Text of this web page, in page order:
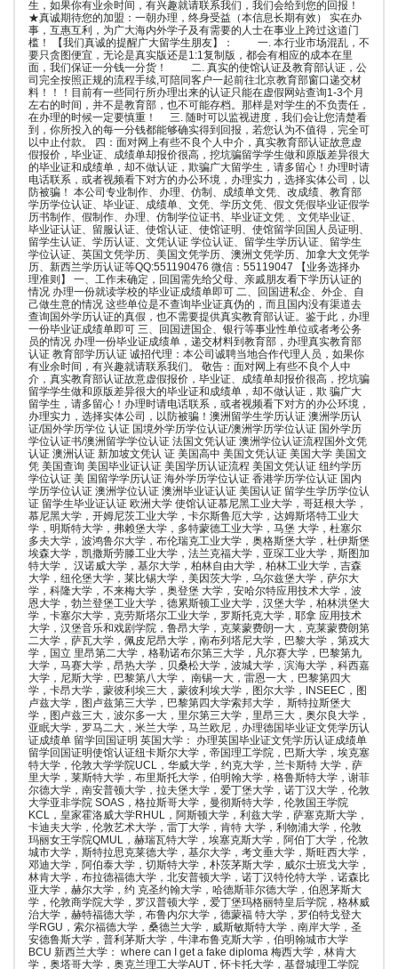
生，如果你有业余时间，有兴趣就请联系我们，我们会给到您的回报！
★真诚期待您的加盟：一朝办理，终身受益（本信息长期有效） 实在办
事，互惠互利，为广大海内外学子及有需要的人士在事业上跨过这道门
槛！ 【我们真诚的提醒广大留学生朋友】： 一. 本行业市场混乱，不
要只贪图便宜，无论是真实版还是1:1复制版，都会有相应的成本在里
面，我们保证一分钱一分货！ 二. 真实的使馆认证及教育部认证，公
司完全按照正规的流程手续,可陪同客户一起前往北京教育部窗口递交材
料！！！目前有一些同行所办理出来的认证只能在虚假网站查询1-3个月
左右的时间，并不是教育部，也不可能存档。那样是对学生的不负责任，
在办理的时候一定要慎重！ 三. 随时可以监视进度，我们会让您清楚看
到，你所投入的每一分钱都能够确实得到回报，若您认为不值得，完全可
以中止付款。 四：面对网上有些不良个人中介，真实教育部认证故意虚
假报价，毕业证、成绩单却报价很高，挖坑骗留学学生做和原版差异很大
的毕业证和成绩单，却不做认证，欺骗广大留学生，请多留心！办理时请
电话联系，或者视频看下对方的办公环境，办理实力，选择实体公司，以
防被骗！ 本公司专业制作、办理、仿制、成绩单文凭、改成绩、教育部
学历学位认证、毕业证、成绩单、文凭、学历文凭、假文凭假毕业证假学
历书制作、假制作、办理、仿制学位证书、毕业证文凭 、文凭毕业证、
毕业证认证、留服认证、使馆认证、使馆证明、使馆留学回国人员证明、
留学生认证、学历认证、文凭认证 学位认证、留学生学历认证、留学生
学位认证、英国文凭学历、美国文凭学历、澳洲文凭学历、加拿大文凭学
历、新西兰学历认证等QQ:551190476 微信：55119047 【业务选择办
理准则】 一、工作未确定，回国需先给父母、亲戚朋友看下学历认证的
情况 办理一份就读学校的毕业证成绩单即可 二、回国进私企、外企、自
己做生意的情况 这些单位是不查询毕业证真伪的，而且国内没有渠道去
查询国外学历认证的真假，也不需要提供真实教育部认证。鉴于此，办理
一份毕业证成绩单即可 三、回国进国企、银行等事业性单位或者考公务
员的情况 办理一份毕业证成绩单，递交材料到教育部，办理真实教育部
认证 教育部学历认证 诚招代理：本公司诚聘当地合作代理人员，如果你
有业余时间，有兴趣就请联系我们。 敬告：面对网上有些不良个人中
介，真实教育部认证故意虚假报价，毕业证、成绩单却报价很高，挖坑骗
留学学生做和原版差异很大的毕业证和成绩单，却不做认证，欺 骗广大
留学生，请多留心！办理时请电话联系，或者视频看下对方的办公环境，
办理实力，选择实体公司，以防被骗！澳洲留学生学历认证 澳洲学历认
证/国外学历学位 认证 国境外学历学位认证/澳洲学历学位认证 国外学历
学位认证书/澳洲留学学位认证 法国文凭认证 澳洲学位认证流程国外文凭
认证 澳洲认证 新加坡文凭认 证 美国高中 美国文凭认证 美国大学 美国文
凭 美国查询 美国毕业证认证 美国学历认证流程 美国文凭认证 纽约学历
学位认证 美 国留学学历认证 海外学历学位认证 香港学历学位认证 国内
学历学位认证 澳洲学位认证 澳洲毕业证认证 美国认证 留学生学历学位认
证 留学生毕业证认证 欧洲大学 使馆认证慕尼黑工业大学，哥廷根大学，
慕尼黑大学，开姆尼茨工业大学，卡尔斯鲁厄大学，达姆斯塔特工业大
学，明斯特大学，弗赖堡大学，多特蒙德工业大学，马堡 大学，杜塞尔
多夫大学，波鸿鲁尔大学，布伦瑞克工业大学，奥格斯堡大学，杜伊斯堡
埃森大学，凯撒斯劳滕工业大学，法兰克福大学，亚琛工业大学，斯图加
特大学， 汉诺威大学，基尔大学，柏林自由大学，柏林工业大学，吉森
大学，纽伦堡大学，莱比锡大学，美因茨大学，乌尔兹堡大学，萨尔大
学，科隆大学，不来梅大学，奥登堡 大学，安哈尔特应用技术大学，波
恩大学，勃兰登堡工业大学，德累斯顿工业大学，汉堡大学，柏林洪堡大
学，卡塞尔大学，克劳斯塔尔工业大学，罗斯托克大学，耶拿 应用技术
大学，汉堡音乐和戏剧学院，鲁昂大学，克莱蒙费朗一大，克莱蒙费朗第
二大学，萨瓦大学，佩皮尼昂大学，南布列塔尼大学，巴黎大学，第戎大
学，国立 里昂第二大学，格勒诺布尔第三大学，凡尔赛大学，巴黎第九
大学，马赛大学，昂热大学，贝桑松大学，波城大学，滨海大学，科西嘉
大学，尼斯大学，巴黎第八大学， 南锡一大，雷恩一大，巴黎第四大
学，卡昂大学，蒙彼利埃三大，蒙彼利埃大学，图尔大学，INSEEC，图
卢兹大学，图卢兹第三大学，巴黎第四大学索邦大学， 斯特拉斯堡大
学，图卢兹三大，波尔多一大，里尔第三大学，里昂三大，奥尔良大学，
亚眠大学，罗马二大，米兰大学，马兰欧尼，办理德国毕业证文凭学历认
证成绩单 留学回国证明 英国大学： 办理英国毕业证文凭学历认证成绩单
留学回国证明使馆认证纽卡斯尔大学，帝国理工学院，巴斯大学，埃克塞
特大学，伦敦大学学院UCL，华威大学，约克大学，兰卡斯特 大学，萨
里大学，莱斯特大学，布里斯托大学，伯明翰大学，格鲁斯特大学，谢菲
尔德大学，南安普顿大学，拉夫堡大学，爱丁堡大学，诺丁汉大学，伦敦
大学亚非学院 SOAS，格拉斯哥大学，曼彻斯特大学，伦敦国王学院
KCL，皇家霍洛威大学RHUL，阿斯顿大学，利兹大学，萨塞克斯大学，
卡迪夫大学，伦敦艺术大学，雷丁大学，肯特 大学，利物浦大学，伦敦
玛丽女王学院QMUL，赫瑞瓦特大学，埃塞克斯大学，阿伯丁大学，伦敦
城市大学，斯特拉思克莱德大学，基尔大学，考文垂大学，斯旺西大学，
邓迪大学，阿伯泰大学，切斯特大学，朴茨茅斯大学，威尔士班戈大学，
林肯大学，布拉德福德大学，北安普顿大学，诺丁汉特伦特大学，诺森比
亚大学，赫尔大学，约 克圣约翰大学，哈德斯菲尔德大学，伯恩茅斯大
学，伦敦商学院大学，罗汉普顿大学，爱丁堡玛格丽特皇后学院，格林威
治大学，赫特福德大学，布鲁内尔大学，德蒙福 特大学，罗伯特戈登大
学RGU，索尔福德大学，桑德兰大学，威斯敏斯特大学，南岸大学，圣
安德鲁斯大学，普利茅斯大学，牛津布鲁克斯大学，伯明翰城市大学
BCU 新西兰大学： where can I get a fake diploma 梅西大学，林肯大
学，奥塔哥大学，奥克兰理工大学AUT，怀卡托大学，基督城理工学院